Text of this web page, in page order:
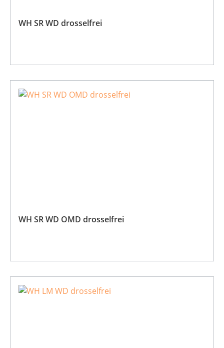
WH SR WD drosselfrei
WH SR WD OMD drosselfrei